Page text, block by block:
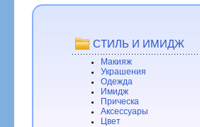
СТИЛЬ И ИМИДЖ
Макияж
Украшения
Одежда
Имидж
Прическа
Аксессуары
Цвет